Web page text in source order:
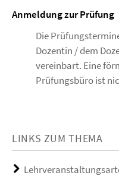
Anmeldung zur Prüfung
Die
Dozentin / dem
vereinbart. Eine
Prüfungsbüro ist
LINKS ZUM THEMA